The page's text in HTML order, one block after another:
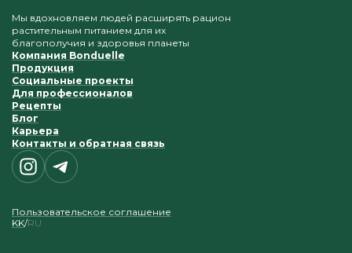
Мы вдохновляем людей расширять рацион
растительным питанием для их
благополучия и здоровья планеты
Компания Bonduelle
Продукция
Социальные проекты
Для профессионалов
Рецепты
Блог
Карьера
Контакты и обратная связь
Пользовательское соглашение
KK RU